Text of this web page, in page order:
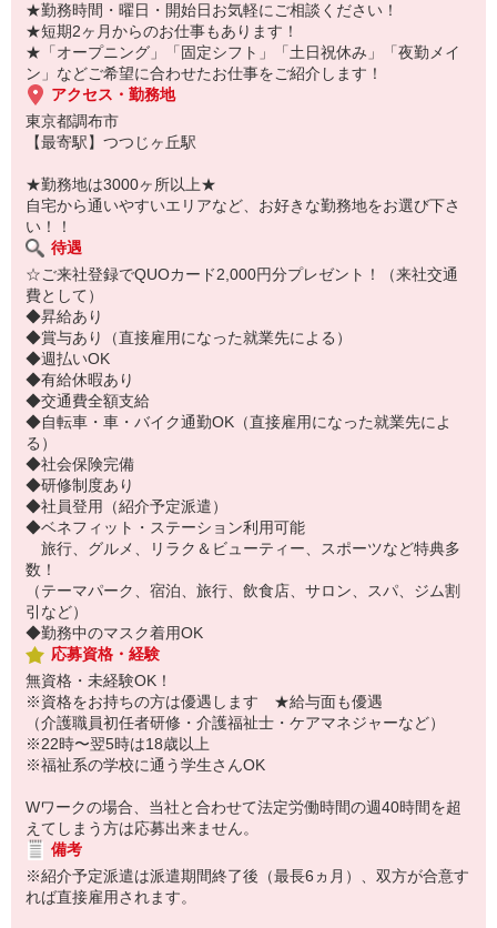
★勤務時間・曜日・開始日お気軽にご相談ください！
★短期2ヶ月からのお仕事もあります！
★「オープニング」「固定シフト」「土日祝休み」「夜勤メイ
ン」などご希望に合わせたお仕事をご紹介します！
アクセス・勤務地
東京都調布市
【最寄駅】つつじヶ丘駅
★勤務地は3000ヶ所以上★
自宅から通いやすいエリアなど、お好きな勤務地をお選び下さ
い！！
待遇
☆ご来社登録でQUOカード2,000円分プレゼント！（来社交通
費として）
◆昇給あり
◆賞与あり（直接雇用になった就業先による）
◆週払いOK
◆有給休暇あり
◆交通費全額支給
◆自転車・車・バイク通勤OK（直接雇用になった就業先によ
る）
◆社会保険完備
◆研修制度あり
◆社員登用（紹介予定派遣）
◆ベネフィット・ステーション利用可能
旅行、グルメ、リラク＆ビューティー、スポーツなど特典多
数！
（テーマパーク、宿泊、旅行、飲食店、サロン、スパ、ジム割
引など）
◆勤務中のマスク着用OK
応募資格・経験
無資格・未経験OK！
※資格をお持ちの方は優遇します ★給与面も優遇
（介護職員初任者研修・介護福祉士・ケアマネジャーなど）
※22時〜翌5時は18歳以上
※福祉系の学校に通う学生さんOK
Wワークの場合、当社と合わせて法定労働時間の週40時間を超
えてしまう方は応募出来ません。
備考
※紹介予定派遣は派遣期間終了後（最長6ヵ月）、双方が合意す
れば直接雇用されます。